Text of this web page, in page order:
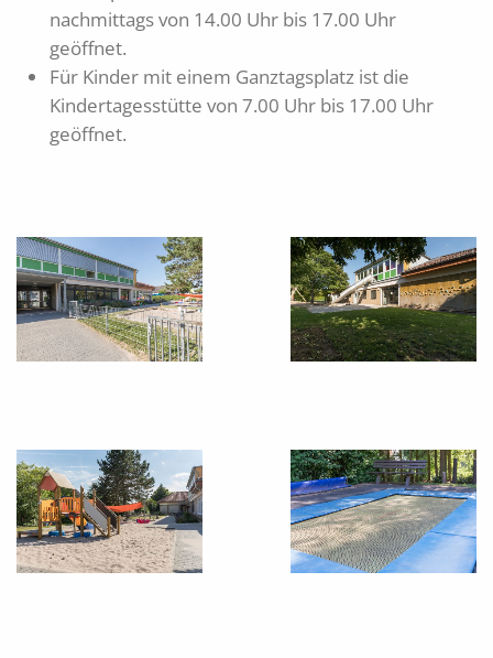
nachmittags von 14.00 Uhr bis 17.00 Uhr
geöffnet.
Für Kinder mit einem Ganztagsplatz ist die
Kindertagesstütte von 7.00 Uhr bis 17.00 Uhr
geöffnet.